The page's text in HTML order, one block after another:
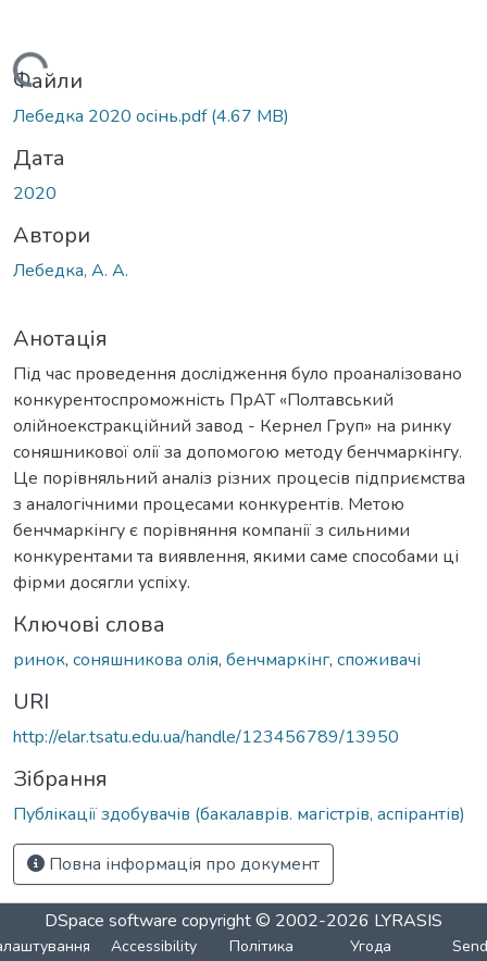
Вантажиться...
Файли
Лебедка 2020 осінь.pdf(4.67 MB)
Дата
2020
Автори
Лебедка, А. А.
Анотація
Під час проведення дослідження було проаналізовано
конкурентоспроможність ПрАТ «Полтавський
олійноекстракційний завод - Кернел Груп» на ринку
соняшникової олії за допомогою методу бенчмаркінгу.
Це порівняльний аналіз різних процесів підприємства
з аналогічними процесами конкурентів. Метою
бенчмаркінгу є порівняння компанії з сильними
конкурентами та виявлення, якими саме способами ці
фірми досягли успіху.
Ключові слова
ринок, соняшникова олія, бенчмаркінг, споживачі
URI
http://elar.tsatu.edu.ua/handle/123456789/13950
Зібрання
Публікації здобувачів (бакалаврів. магістрів, аспірантів)
Повна інформація про документ
DSpace software copyright © 2002-2026 LYRASIS
Accessibility
Політика
Угода
Send